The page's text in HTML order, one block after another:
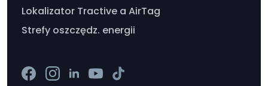
Lokalizator Tractive a AirTag
Strefy oszczędz. energii